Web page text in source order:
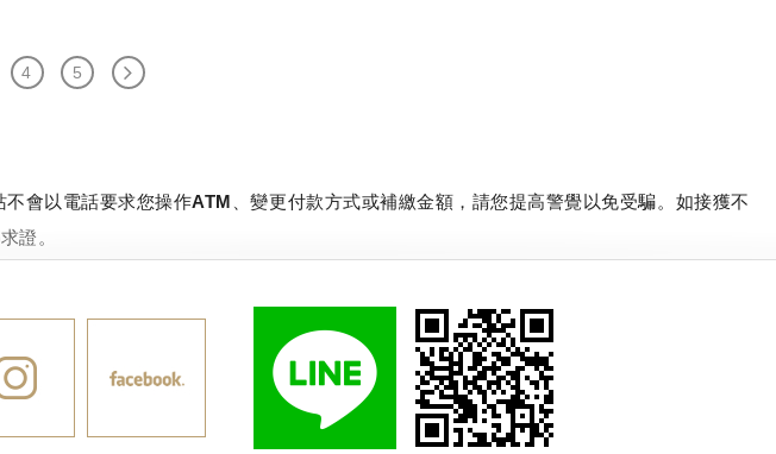
4 5
會以電話要求您操作ATM、變更付款方式或補繳金額，請您提高警覺以免受騙。如接獲不
證。